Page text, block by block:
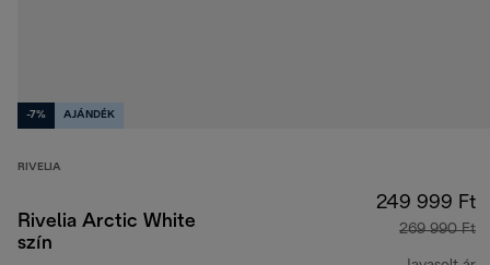
-7% AJÁNDÉK
RIVELIA
Rivelia Arctic White
szín
249 999 Ft
269 990 Ft